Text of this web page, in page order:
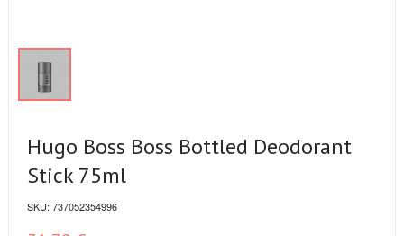
Hugo Boss Boss Bottled Deodorant
Stick 75ml
SKU: 737052354996